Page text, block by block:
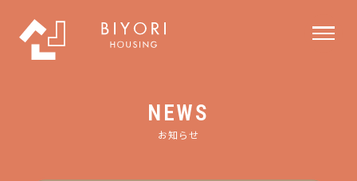
NEWS
お知らせ